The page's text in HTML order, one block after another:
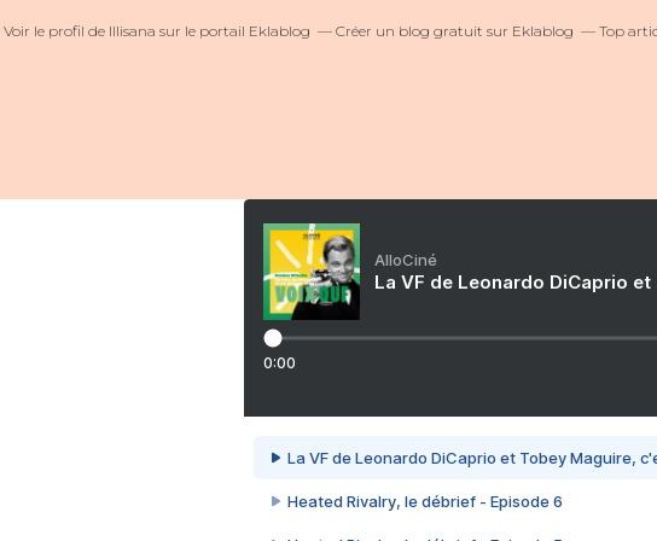
Voir le profil de Illisana sur le portail Eklablog Créer un blog gratuit sur Eklablog Top
AlloCiné
La VF de Leonardo DiCaprio
0:00
La VF de Leonardo DiCaprio et Tobey Maguire,
Heated Rivalry, le débrief - Episode 6